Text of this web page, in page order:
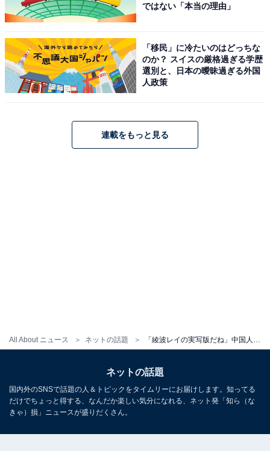
All About ニュース ネットの話題
ではない「本当の理由」
「移民」に冷たいのはどっちな
のか？ スイスの厳格過ぎる学歴
選別と、日本の曖昧過ぎる外国
人政策
連載をもっと見る
ネットの話題
国内外のSNSで話題の人＆トピックをタイムリーにお届けします。知ってる
だけでちょっと得する、なんだか楽しい気分になれる、ネット発「知ら（な
きゃ）損」ニュースが盛りだくさん。